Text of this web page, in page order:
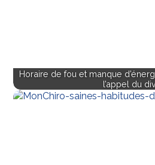
Horaire de fou et manque
l’appel du